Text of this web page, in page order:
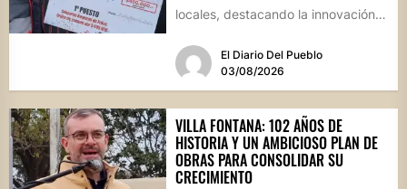
locales, destacando la innovación
El Diario Del Pueblo
03/08/2026
VILLA FONTANA: 102 AÑOS DE
HISTORIA Y UN AMBICIOSO PLAN DE
OBRAS PARA CONSOLIDAR SU
CRECIMIENTO